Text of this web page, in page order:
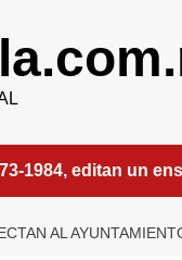
1984, editan un
AL